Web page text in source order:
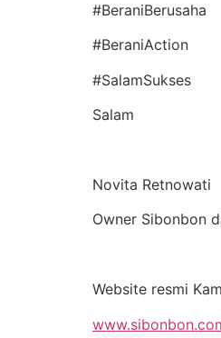
#BeraniBerusaha
#BeraniAction
#SalamSukses
Salam
Novita Retnowati
Owner Sibonbon
Website resmi